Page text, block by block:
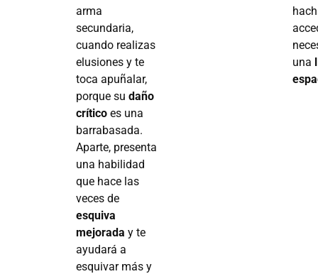
arma
secundaria,
cuando realizas
elusiones y te
toca apuñalar,
porque su daño
crítico es una
barrabasada.
Aparte, presenta
una habilidad
que hace las
veces de
esquiva
mejorada y te
ayudará a
esquivar más y
una